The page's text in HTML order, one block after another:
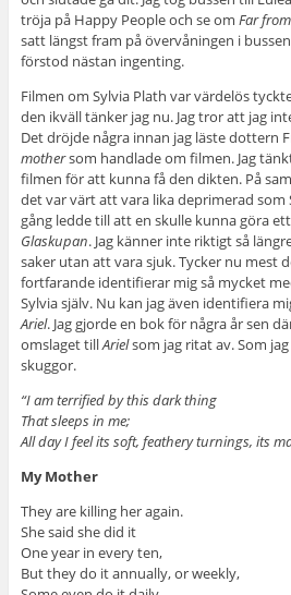
tröja på Happy People och se om Far
satt längst fram på övervåningen i
förstod nästan ingenting.
Filmen om Sylvia Plath var värdelös
den ikväll tänker jag nu. Jag tror att jag
Det dröjde några innan jag läste dottern
mothersom handlade om filmen. Jag
filmen för att kunna få den dikten. På
det var värt att vara lika deprimerad som
gång ledde till att en skulle kunna göra
Glaskupan. Jag känner inte riktigt så
saker utan att vara sjuk. Tycker nu mest
fortfarande identifierar mig så mycket
Sylvia själv. Nu kan jag även identifiera
Ariel. Jag gjorde en bok för några år sen
omslaget tillArielsom jag ritat av. Som
skuggor.
“I am terrified by this dark thing
That sleeps in me;
All day I feel its soft, feathery turnings, its
My Mother
They are killing her again.
She said she did it
One year in every ten,
But they do it annually, or weekly,